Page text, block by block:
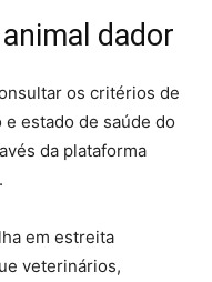
dador
os critérios de
estado de saúde do
da plataforma
em estreita
veterinários,